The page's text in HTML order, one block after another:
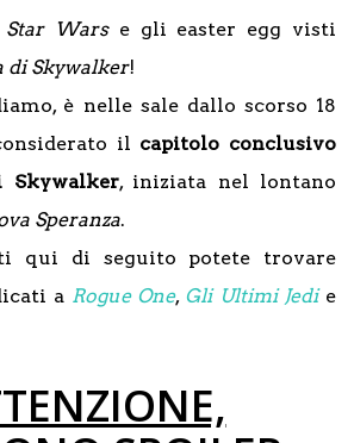
Star Warse gli easter egg visti
di Skywalker!
è nelle sale dallo scorso 18
il capitolo conclusivo
Skywalker, iniziata nel lontano
Speranza.
qui di seguito potete trovare
a Rogue One, Gli Ultimi Jedie